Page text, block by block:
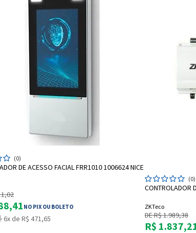
(0)
DE ACESSO FACIAL FRR1010 1006624 NICE
NO PIX OU BOLETO
6x de R$ 471,65
(0)
CONTROLADOR
ZKTeco
DE R$ 1.989,38
R$